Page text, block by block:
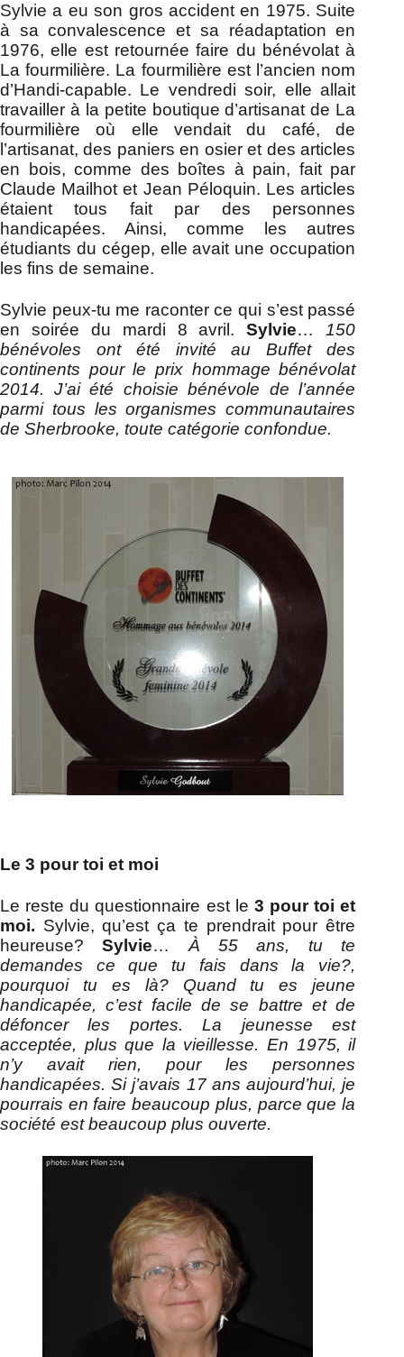
Sylvie a eu son gros accident en 1975. Suite
à sa convalescence et sa réadaptation en
1976, elle est retournée faire du bénévolat à
La fourmilière. La fourmilière est l’ancien nom
d’Handi-capable. Le vendredi soir, elle allait
travailler à la petite boutique d’artisanat de La
fourmilière où elle vendait du café, de
l’artisanat, des paniers en osier et des articles
en bois, comme des boîtes à pain, fait par
Claude Mailhot et Jean Péloquin. Les articles
étaient tous fait par des personnes
handicapées. Ainsi, comme les autres
étudiants du cégep, elle avait une occupation
les fins de semaine.
Sylvie peux-tu me raconter ce qui s’est passé
en soirée du mardi 8 avril.Sylvie…150
bénévoles ont été invité au Buffet des
continents pour le prix hommage bénévolat
2014. J’ai été choisie bénévole de l’année
parmi tous les organismes communautaires
de Sherbrooke, toute catégorie confondue.
Le 3 pour toi et moi
Le reste du questionnaire est le 3 pour toi et
moi. Sylvie, qu’est ça te prendrait pour être
heureuse?Sylvie… À 55 ans, tu te
demandes ce que tu fais dans la vie?,
pourquoi tu es là? Quand tu es jeune
handicapée, c’est facile de se battre et de
défoncer les portes. La jeunesse est
acceptée, plus que la vieillesse. En 1975, il
n’y avait rien, pour les personnes
handicapées. Si j’avais 17 ans aujourd’hui, je
pourrais en faire beaucoup plus, parce que la
société est beaucoup plus ouverte.